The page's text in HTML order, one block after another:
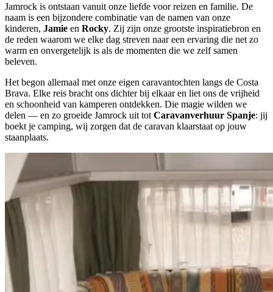
Jamrock is ontstaan vanuit onze liefde voor reizen en familie. De
naam is een bijzondere combinatie van de namen van onze
kinderen, Jamie en Rocky. Zij zijn onze grootste inspiratiebron en
de reden waarom we elke dag streven naar een ervaring die net zo
warm en onvergetelijk is als de momenten die we zelf samen
beleven.
Het begon allemaal met onze eigen caravantochten langs de Costa
Brava. Elke reis bracht ons dichter bij elkaar en liet ons de vrijheid
en schoonheid van kamperen ontdekken. Die magie wilden we
delen — en zo groeide Jamrock uit tot Caravanverhuur Spanje: jij
boekt je camping, wij zorgen dat de caravan klaarstaat op jouw
staanplaats.